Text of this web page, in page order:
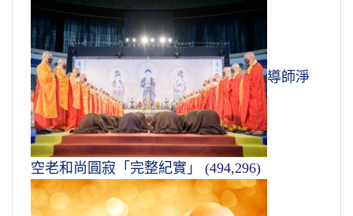
導師淨
空老和尚圓寂「完整紀實」 (494,296)